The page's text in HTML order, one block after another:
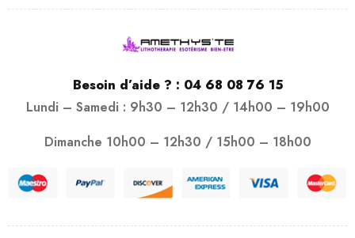
Besoin d’aide ? : 04 68 08 76 15
Lundi – Samedi : 9h30 – 12h30 / 14h00 – 19h00
Dimanche 10h00 – 12h30 / 15h00 – 18h00